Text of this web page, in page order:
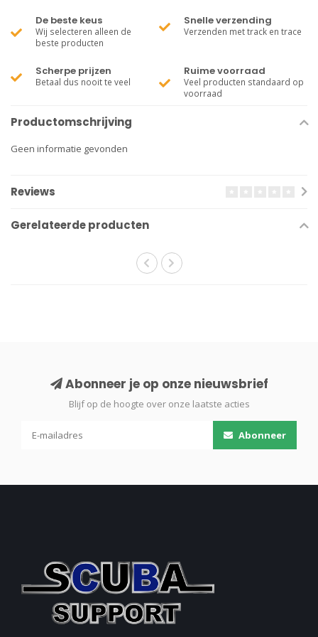
De beste keus
Wij selecteren alleen de
beste producten
Snelle verzending
Verzenden met track en trace
Scherpe prijzen
Betaal dus nooit te veel
Ruime voorraad
Veel producten standaard op
voorraad
Productomschrijving
Geen informatie gevonden
Reviews
Gerelateerde producten
Abonneer je op onze nieuwsbrief
Blijf op de hoogte over onze laatste acties
Abonneer